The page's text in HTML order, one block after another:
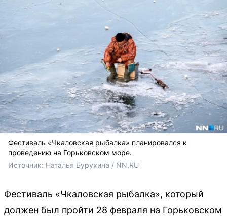
Фестиваль «Чкаловская рыбалка» планировался к
проведению на Горьковском море.
Источник: Наталья Бурухина / NN.RU
Фестиваль «Чкаловская рыбалка», который
должен был пройти 28 февраля на Горьковском